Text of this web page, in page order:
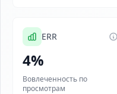
ERR
4%
Вовлеченность по
просмотрам